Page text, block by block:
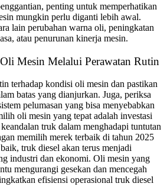
penting untuk memperhatikan
mungkin perlu diganti lebih awal.
lain perubahan warna oli, peningkatan
atau penurunan kinerja mesin.
Mesin Melalui Perawatan Rutin
terhadap kondisi oli mesin dan pastikan
batas yang dianjurkan. Juga, periksa
pelumasan yang bisa menyebabkan
oli mesin yang tepat adalah investasi
truk dalam menghadapi tuntutan
memilih merek terbaik di tahun 2025
truk diesel akan terus menjadi
industri dan ekonomi. Oli mesin yang
mengurangi gesekan dan mencegah
efisiensi operasional truk diesel